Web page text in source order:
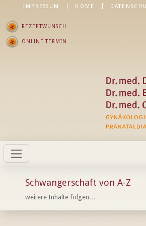
IMPRESSUM HOME
REZEPTWUNSCH
ONLINE-TERMIN
Schwangerschaft von A-Z
weitere Inhalte folgen…